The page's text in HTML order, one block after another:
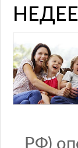
РФ)